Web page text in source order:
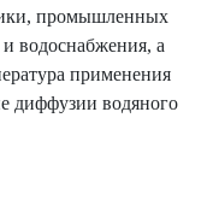
промышленных
водоснабжения, а
применения
диффузии водяного